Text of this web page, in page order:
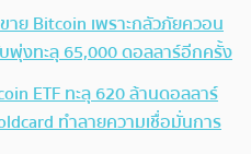
าย Bitcoin เพราะกลัวภัยควอน
พุ่งทะลุ 65,000 ดอลลาร์อีกครั้ง
ETF ทะลุ 620 ล้านดอลลาร์
ทำลายความเชื่อมั่นการ